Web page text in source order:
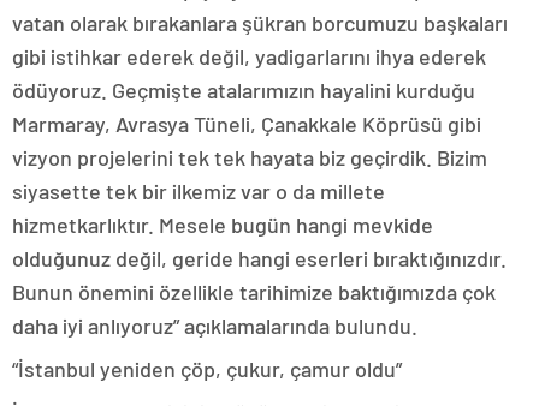
vatan olarak bırakanlara şükran borcumuzu başkaları
gibi istihkar ederek değil, yadigarlarını ihya ederek
ödüyoruz. Geçmişte atalarımızın hayalini kurduğu
Marmaray, Avrasya Tüneli, Çanakkale Köprüsü gibi
vizyon projelerini tek tek hayata biz geçirdik. Bizim
siyasette tek bir ilkemiz var o da millete
hizmetkarlıktır. Mesele bugün hangi mevkide
olduğunuz değil, geride hangi eserleri bıraktığınızdır.
Bunun önemini özellikle tarihimize baktığımızda çok
daha iyi anlıyoruz” açıklamalarında bulundu.
“İstanbul yeniden çöp, çukur, çamur oldu”